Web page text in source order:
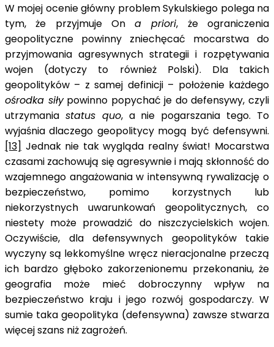
W mojej ocenie główny problem Sykulskiego polega na
tym, że przyjmuje Ona priori, że ograniczenia
geopolityczne powinny zniechęcać mocarstwa do
przyjmowania agresywnych strategii i rozpętywania
wojen (dotyczy to również Polski). Dla takich
geopolityków – z samej definicji – położenie każdego
ośrodka siłypowinno popychać je do defensywy, czyli
utrzymania status quo, a nie pogarszania tego. To
wyjaśnia dlaczego geopolitycy mogą być defensywni.
[13] Jednak nie tak wygląda realny świat! Mocarstwa
czasami zachowują się agresywnie i mają skłonność do
wzajemnego angażowania w intensywną rywalizację o
bezpieczeństwo, pomimo korzystnych lub
niekorzystnych uwarunkowań geopolitycznych, co
niestety może prowadzić do niszczycielskich wojen.
Oczywiście, dla defensywnych geopolityków takie
wyczyny są lekkomyślne wręcz nieracjonalne przeczą
ich bardzo głęboko zakorzenionemu przekonaniu, że
geografia może mieć dobroczynny wpływ na
bezpieczeństwo kraju i jego rozwój gospodarczy. W
sumie taka geopolityka (defensywna) zawsze stwarza
więcej szans niż zagrożeń.